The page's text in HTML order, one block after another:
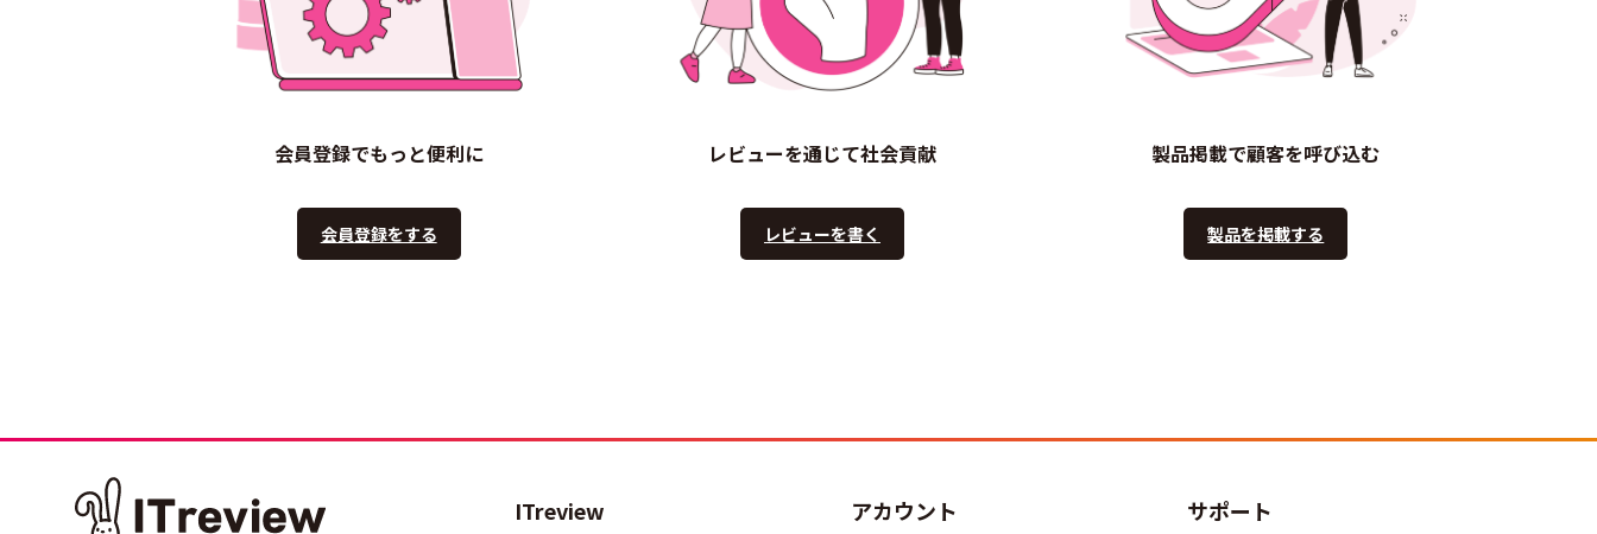
会員登録でもっと便利に
会員登録をする
レビューを通じて社会貢献
レビューを書く
製品掲載で顧客を呼び込む
製品を掲載する
ITreview アカウント サポート